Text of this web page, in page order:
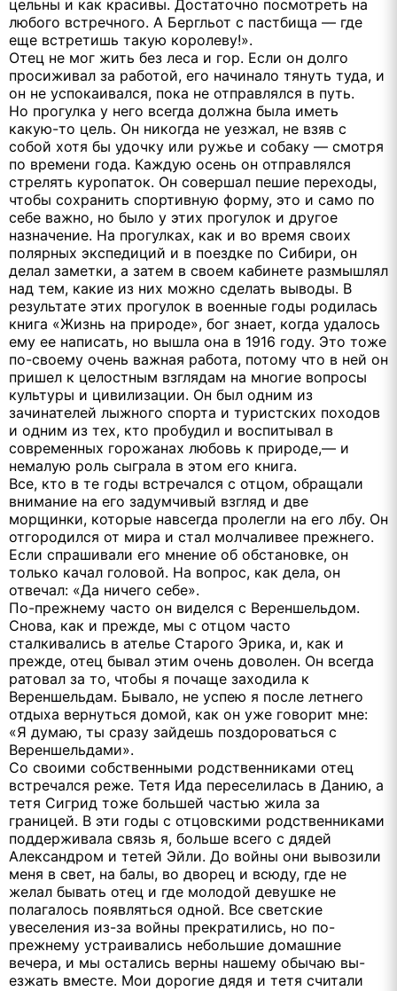
цельны и как красивы. Достаточно посмотреть на
любого встречного. А Бергльот с пастбища — где
еще встретишь такую королеву!».
Отец не мог жить без леса и гор. Если он долго
просиживал за работой, его начинало тянуть туда, и
он не успокаивался, пока не отправлялся в путь.
Но прогулка у него всегда должна была иметь
какую-то цель. Он никогда не уезжал, не взяв с
собой хотя бы удочку или ружье и собаку — смотря
по времени года. Каждую осень он отправлялся
стрелять куропаток. Он совершал пешие переходы,
чтобы сохранить спортивную форму, это и само по
себе важно, но было у этих прогулок и другое
назначение. На прогулках, как и во время своих
полярных экспедиций и в поездке по Сибири, он
делал заметки, а затем в своем кабинете размышлял
над тем, какие из них можно сделать выводы. В
результате этих прогулок в военные годы родилась
книга «Жизнь на природе», бог знает, когда удалось
ему ее написать, но вышла она в 1916 году. Это тоже
по-своему очень важная работа, потому что в ней он
пришел к целостным взглядам на многие вопросы
культуры и цивилизации. Он был одним из
зачинателей лыжного спорта и туристских походов
и одним из тех, кто пробудил и воспитывал в
современных горожанах любовь к природе,— и
немалую роль сыграла в этом его книга.
Все, кто в те годы встречался с отцом, обращали
внимание на его задумчивый взгляд и две
морщинки, которые навсегда пролегли на его лбу. Он
отгородился от мира и стал молчаливее прежнего.
Если спрашивали его мнение об обстановке, он
только качал головой. На вопрос, как дела, он
отвечал: «Да ничего себе».
По-прежнему часто он виделся с Вереншельдом.
Снова, как и прежде, мы с отцом часто
сталкивались в ателье Старого Эрика, и, как и
прежде, отец бывал этим очень доволен. Он всегда
ратовал за то, чтобы я почаще заходила к
Вереншельдам. Бывало, не успею я после летнего
отдыха вернуться домой, как он уже говорит мне:
«Я думаю, ты сразу зайдешь поздороваться с
Вереншельдами».
Со своими собственными родственниками отец
встречался реже. Тетя Ида переселилась в Данию, а
тетя Сигрид тоже большей частью жила за
границей. В эти годы с отцовскими родственниками
поддерживала связь я, больше всего с дядей
Александром и тетей Эйли. До войны они вывозили
меня в свет, на балы, во дворец и всюду, где не
желал бывать отец и где молодой девушке не
полагалось появляться одной. Все светские
увеселения из-за войны прекратились, но по-
прежнему устраивались небольшие домашние
вечера, и мы остались верны нашему обычаю вы-
езжать вместе. Мои дорогие дядя и тетя считали